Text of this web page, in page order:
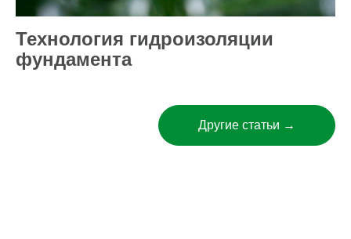
Технология гидроизоляции
фундамента
Другие статьи →